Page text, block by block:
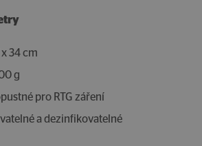
34 cm
g
pro RTG záření
a dezinfikovatelné